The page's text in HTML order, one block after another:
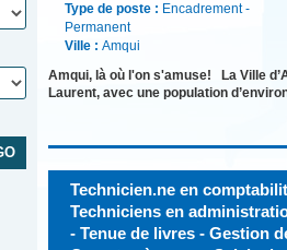
Type de poste : Encadrement -
Permanent
Ville : Amqui
Amqui, là où l'on s'amuse! La Ville
Laurent, avec une population
Technicien.ne en
Techniciens en
- Tenue de livres - Gestion